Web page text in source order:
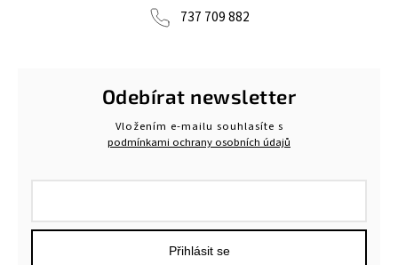
737 709 882
Odebírat newsletter
Vložením e-mailu souhlasíte s
podmínkami ochrany osobních údajů
Přihlásit se